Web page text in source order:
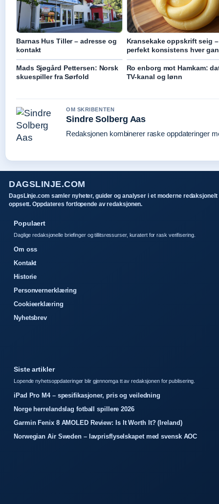
Barnas Hus Tiller – adresse og
kontakt
Kransekake oppskrift seig –
perfekt konsistens hver
Mads Sjøgård Pettersen: Norsk
skuespiller fra Sørfold
Ro enborg mot Hamkam:
TV-kanal og lønn
OM SKRIBENTEN
Sindre Solberg Aas
Redaksjonen kombinerer raske oppdateringer
DAGSLINJE.COM
DagsLinje.com samler nyheter, guider og analyser i et moderne redaksjonelt
oppsett. Oppdateres fortlopende av redaksjonen.
Populaert
Daglige redaksjonelle briefinger og tillitsressurser, kuratert for rask verifisering.
Om oss
Kontakt
Historie
Personvernerklæring
Cookieerklæring
Nyhetsbrev
Siste artikler
Lopende nyhetsoppdateringer blir gjennomga tt av redaksjonen for publisering.
iPad Pro M4 – spesifikasjoner, pris og veiledning
Norge herrelandslag fotball spillere 2026
Garmin Fenix 8 AMOLED Review: Is It Worth It? (Ireland)
Norwegian Air Sweden – lavprisflyselskapet med svensk AOC